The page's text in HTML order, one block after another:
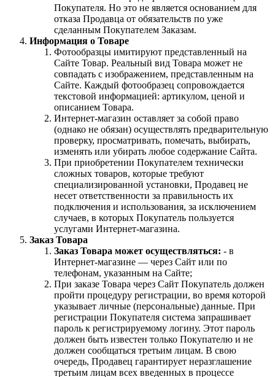
Покупателя. Но это не является основанием для
отказа Продавца от обязательств по уже
сделанным Покупателем Заказам.
Информация о Товаре
Фотообразцы имитируют представленный на
Сайте Товар. Реальный вид Товара может не
совпадать с изображением, представленным на
Сайте. Каждый фотообразец сопровождается
текстовой информацией: артикулом, ценой и
описанием Товара.
Интернет-магазин оставляет за собой право
(однако не обязан) осуществлять предварительную
проверку, просматривать, помечать, выбирать,
изменять или убирать любое содержание Сайта.
При приобретении Покупателем технически
сложных товаров, которые требуют
специализированной установки, Продавец не
несет ответственности за правильность их
подключения и использования, за исключением
случаев, в которых Покупатель пользуется
услугами Интернет-магазина.
Заказ Товара
Заказ Товара может осуществляться: - в
Интернет-магазине — через Сайт или по
телефонам, указанным на Сайте;
При заказе Товара через Сайт Покупатель должен
пройти процедуру регистрации, во время которой
указывает личные (персональные) данные. При
регистрации Покупателя система запрашивает
пароль к регистрируемому логину. Этот пароль
должен быть известен только Покупателю и не
должен сообщаться третьим лицам. В свою
очередь, Продавец гарантирует неразглашение
третьим лицам всех введенных в процессе